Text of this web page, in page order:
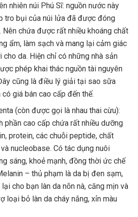
nhiên núi Phú Sĩ: nguồn nước này
tro bụi của núi lửa đã được đóng
Nên chứa được rất nhiều khoáng chất
ẩm, làm sạch và mang lại cảm giác
da. Hiện chỉ có những nhà sản
phép khai thác nguồn tài nguyên
cũng là điều lý giải tại sao sữa
giá bán cao cấp đến thế.
(còn được gọi là nhau thai cừu):
phần cao cấp chứa rất nhiều dưỡng
protein, các chuỗi peptide, chất
nucleobase. Có tác dụng nuôi
sáng, khoẻ mạnh, đồng thời ức chế
– thủ phạm là da bị đen sạm,
cho bạn làn da nõn nà, căng mịn và
loại bỏ làn da cháy nắng, xỉn màu